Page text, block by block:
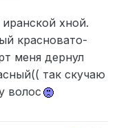
хной.
красновато-
меня дернул
так скучаю
волос